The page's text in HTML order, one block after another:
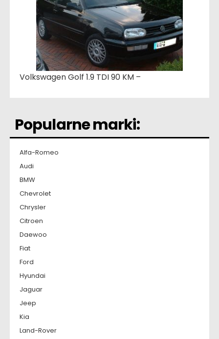
Volkswagen Golf 1.9 TDI 90 KM –
Popularne marki:
Alfa-Romeo
Audi
BMW
Chevrolet
Chrysler
Citroen
Daewoo
Fiat
Ford
Hyundai
Jaguar
Jeep
Kia
Land-Rover